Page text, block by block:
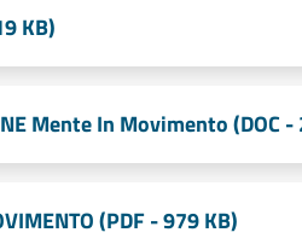
KB)
Mente In Movimento (DOC -
(PDF - 979 KB)